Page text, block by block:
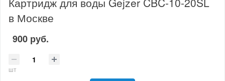
в Москве
900 руб.
шт